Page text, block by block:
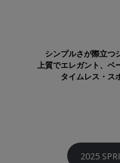
シンプルさが際立つ
上質でエレガント、ベ
タイムレス・ス
2025